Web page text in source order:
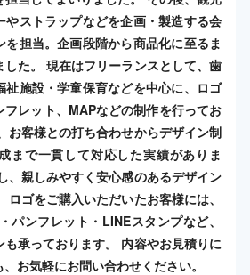
やストラップなどを企画・製造する会
担当。企画段階から商品化に至るま
た。 現在はフリーランスとして、歯
祉施設・学童保育などを中心に、ロゴ
レット、MAPなどの制作を行ってお
お客様との打ち合わせからデザイン制
まで一貫して対応した実績がありま
、親しみやすく安心感のあるデザイン
ロゴをご購入いただいたお客様には、
パンフレット・LINEスタンプなど、
承っております。 内容やお見積りに
お気軽にお問い合わせください。